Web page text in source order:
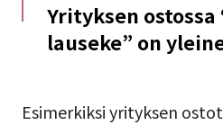
Yrityksen ostossa
lauseke” on
Esimerkiksi yrityksen